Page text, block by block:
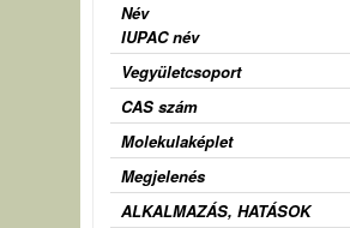
Név
IUPAC név
Vegyületcsoport
CAS szám
Molekulaképlet
Megjelenés
ALKALMAZÁS, HATÁSOK